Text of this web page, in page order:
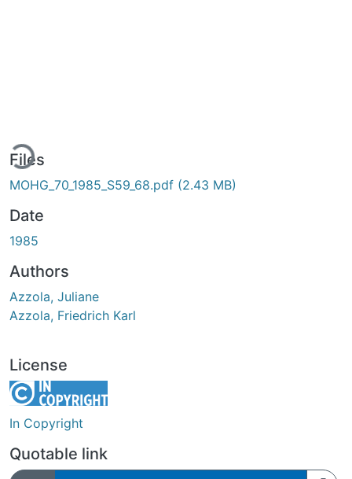
Files
MOHG_70_1985_S59_68.pdf (2.43 MB)
Date
1985
Authors
Azzola, Juliane
Azzola, Friedrich Karl
License
In Copyright
Quotable link